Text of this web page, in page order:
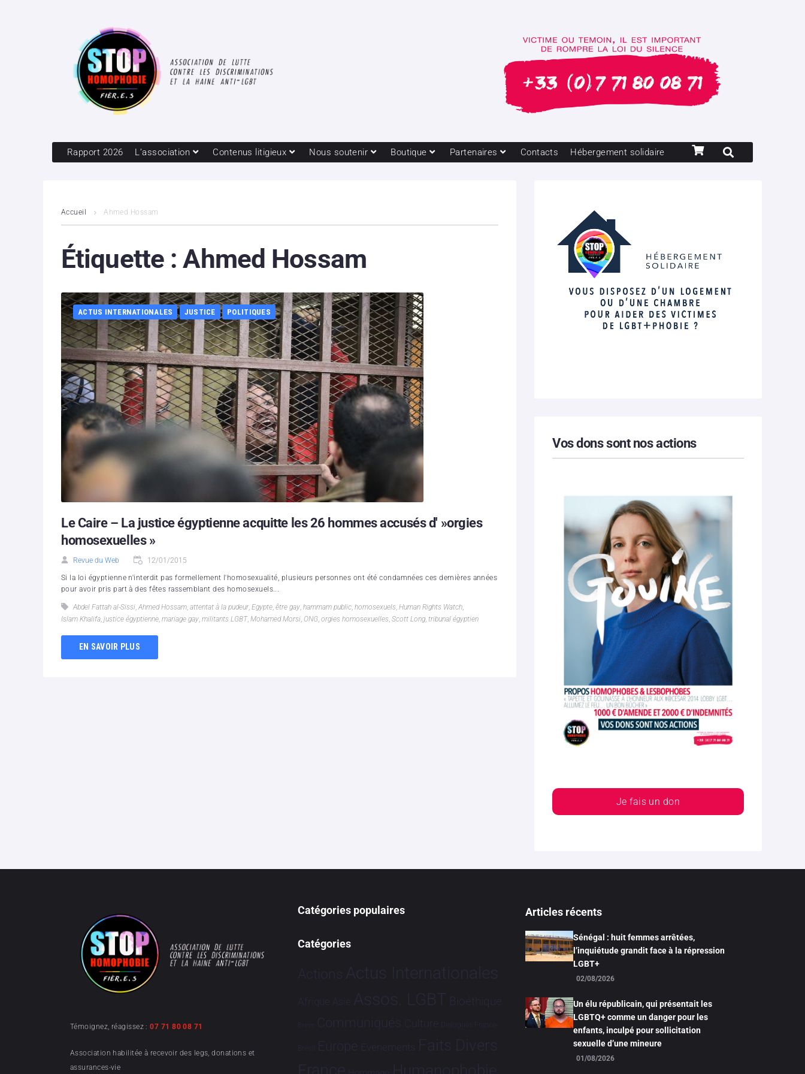
Rapport 2026 L’association Contenus litigieux Nous soutenir Boutique Partenaires Contacts Hébergement solidaire
Accueil Ahmed Hossam
Étiquette :Ahmed Hossam
ACTUS INTERNATIONALES JUSTICE POLITIQUES
Le Caire – La justice égyptienne acquitte les 26 hommes accusés d' »orgies
homosexuelles »
Revue du Web 12/01/2015
Si la loi égyptienne n'interdit pas formellement l'homosexualité, plusieurs personnes ont été condamnées ces dernières années
pour avoir pris part à des fêtes rassemblant des homosexuels...
Abdel Fattah al-Sissi, Ahmed Hossam, attentat à la pudeur, Egypte, être gay, hammam public, homosexuels, Human Rights Watch,
Islam Khalifa, justice égyptienne, mariage gay, militants LGBT, Mohamed Morsi, ONG, orgies homosexuelles, Scott Long, tribunal égyptien
EN SAVOIR PLUS
Vos dons sont nos actions
Je fais un don
Témoignez, réagissez :07 71 80 08 71
Association habilitée à recevoir des legs, donations et
assurances-vie
Catégories populaires
Catégories
Actions Actus Internationales
Afrique Asie Assos. LGBT Bioéthique
Brève Communiqués Culture Dialogues France-
Brésil Europe Evénements Faits Divers
Humanophobie
Articles récents
Sénégal : huit femmes arrêtées,
l’inquiétude grandit face à la répression
LGBT+
02/08/2026
Un élu républicain, qui présentait les
LGBTQ+ comme un danger pour les
enfants, inculpé pour sollicitation
sexuelle d’une mineure
01/08/2026